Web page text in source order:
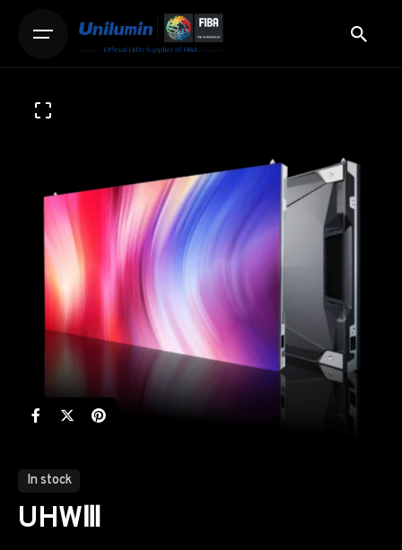
In stock
UHWⅢ